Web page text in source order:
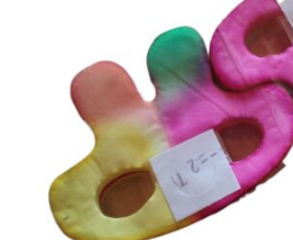
Como Registrarse
Finalizar compra